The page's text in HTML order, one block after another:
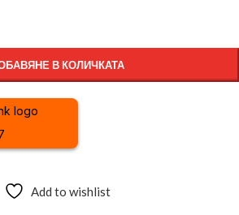
В КОЛИЧКАТА
Add to wishlist